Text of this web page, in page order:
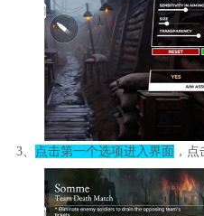
3、 点击第一个选项进入界面 ，